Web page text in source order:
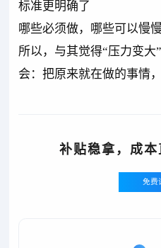
标准更明确了
哪些必须做，哪些可以慢
所以，与其觉得“压力变
会：把原来就在做的事情
补贴稳拿，成
免费